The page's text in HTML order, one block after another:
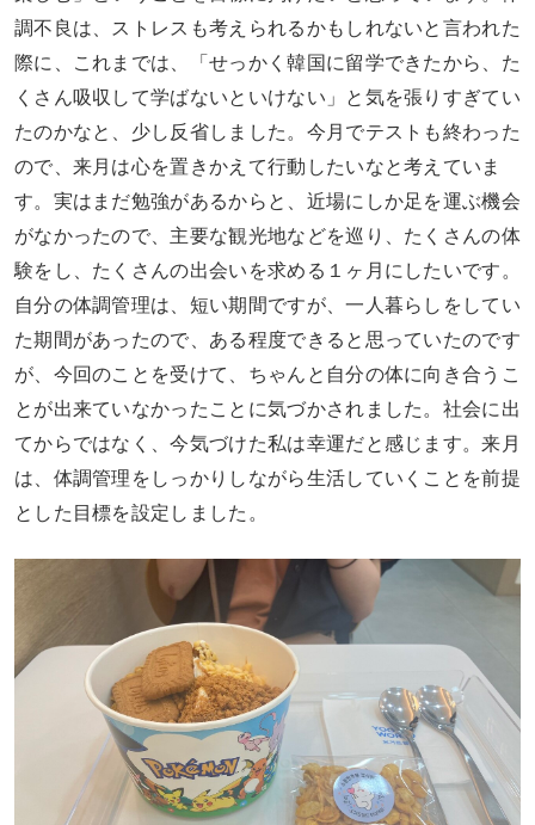
調不良は、ストレスも考えられるかもしれないと言われた
際に、これまでは、「せっかく韓国に留学できたから、た
くさん吸収して学ばないといけない」と気を張りすぎてい
たのかなと、少し反省しました。今月でテストも終わった
ので、来月は心を置きかえて行動したいなと考えていま
す。実はまだ勉強があるからと、近場にしか足を運ぶ機会
がなかったので、主要な観光地などを巡り、たくさんの体
験をし、たくさんの出会いを求める１ヶ月にしたいです。
自分の体調管理は、短い期間ですが、一人暮らしをしてい
た期間があったので、ある程度できると思っていたのです
が、今回のことを受けて、ちゃんと自分の体に向き合うこ
とが出来ていなかったことに気づかされました。社会に出
てからではなく、今気づけた私は幸運だと感じます。来月
は、体調管理をしっかりしながら生活していくことを前提
とした目標を設定しました。